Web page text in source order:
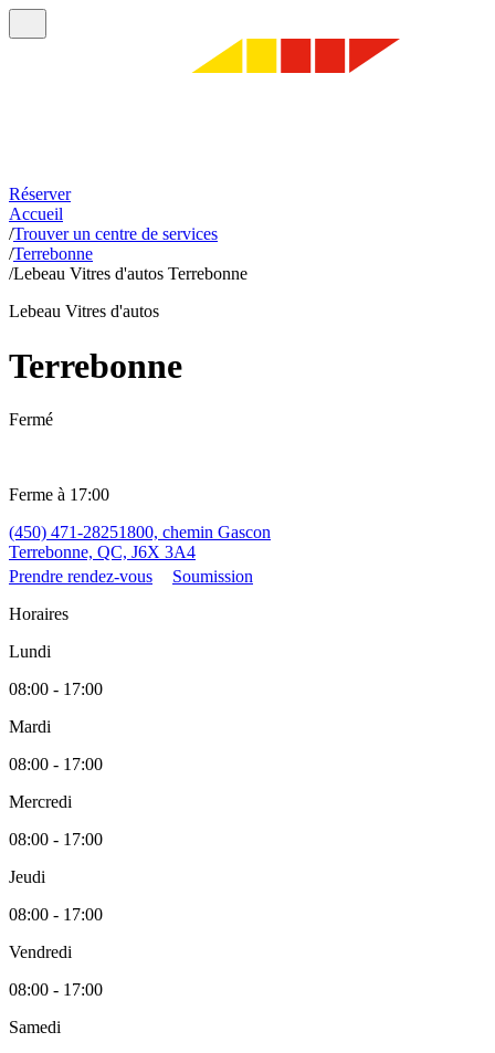
Réserver
Accueil
/Trouver un centre de services
/Terrebonne
/Lebeau Vitres d'autos Terrebonne
Lebeau Vitres d'autos
Terrebonne
Fermé
Ferme à 17:00
(450) 471-28251800, chemin Gascon
Terrebonne, QC, J6X 3A4
Prendre rendez-vous
Soumission
Horaires
Lundi
08:00 - 17:00
Mardi
08:00 - 17:00
Mercredi
08:00 - 17:00
Jeudi
08:00 - 17:00
Vendredi
08:00 - 17:00
Samedi